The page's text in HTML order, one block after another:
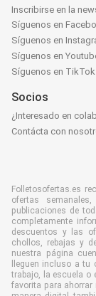
Inscribirse en la
Síguenos en
Síguenos en
Síguenos en
Síguenos en TikTok
Socios
¿Interesado en
Contácta con
Folletosofertas.es
ofertas
publicaciones de
completamente
descuentos y las
chollos, rebajas y
nuestra página
lleguen incluso a
trabajo, la escuela o
favorita para ahorrar